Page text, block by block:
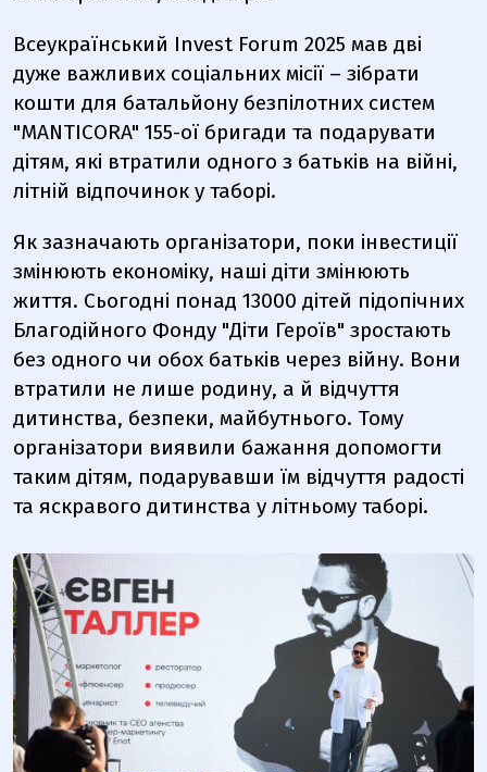
Всеукраїнський Invest Forum 2025 мав дві
дуже важливих соціальних місії – зібрати
кошти для батальйону безпілотних систем
"MANTICORA" 155-ої бригади та подарувати
дітям, які втратили одного з батьків на війні,
літній відпочинок у таборі.
Як зазначають організатори, поки інвестиції
змінюють економіку, наші діти змінюють
життя. Сьогодні понад 13000 дітей підопічних
Благодійного Фонду "Діти Героїв" зростають
без одного чи обох батьків через війну. Вони
втратили не лише родину, а й відчуття
дитинства, безпеки, майбутнього. Тому
організатори виявили бажання допомогти
таким дітям, подарувавши їм відчуття радості
та яскравого дитинства у літньому таборі.